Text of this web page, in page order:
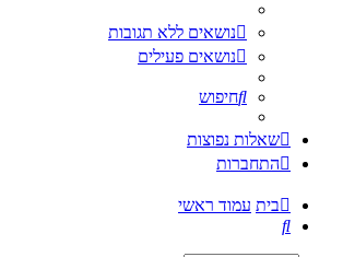
נושאים ללא תגובות
נושאים פעילים
חיפוש
שאלות נפוצות
התחברות
בית עמוד ראשי
חיפוש